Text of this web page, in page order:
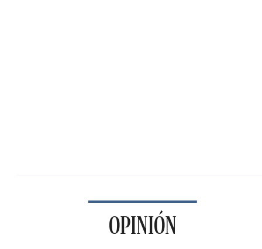
OPINIÓN